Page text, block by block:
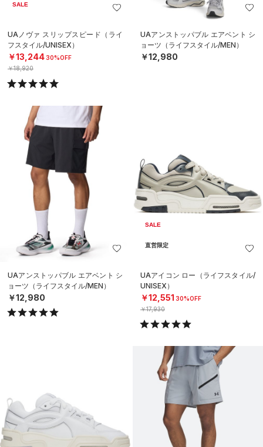
SALE
UAノヴァ スリップスピード（ライ
フスタイル/UNISEX）
￥13,24430%OFF
￥18,920
UAアンストッパブル エアベント シ
ョーツ（ライフスタイル/MEN）
￥12,980
UAアンストッパブル エアベント シ
ョーツ（ライフスタイル/MEN）
￥12,980
SALE
直営限定
UAアイコン ロー（ライフスタイル/
UNISEX）
￥12,551 30%OFF
￥17,930